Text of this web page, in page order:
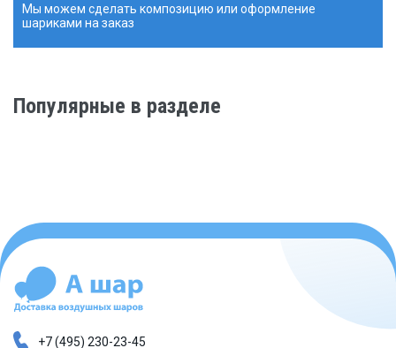
Мы можем сделать композицию или оформление
шариками на заказ
Популярные в разделе
+7 (495) 230-23-45